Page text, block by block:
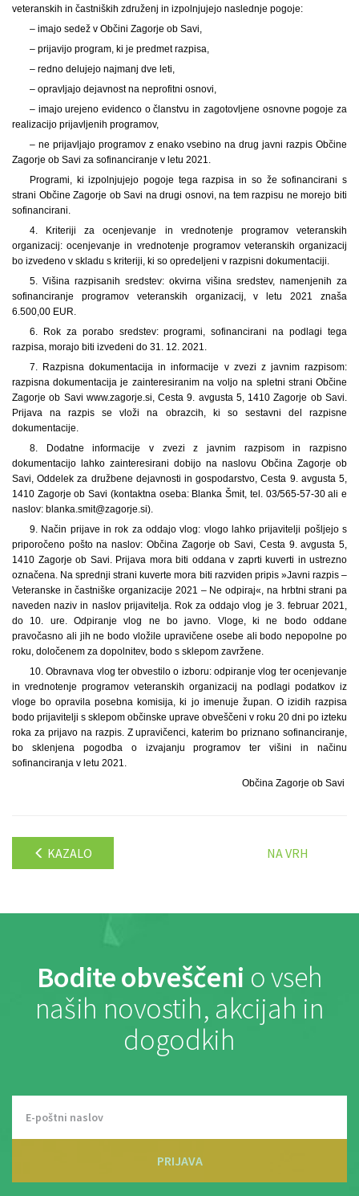
veteranskih in častniških združenj in izpolnjujejo naslednje pogoje:
– imajo sedež v Občini Zagorje ob Savi,
– prijavijo program, ki je predmet razpisa,
– redno delujejo najmanj dve leti,
– opravljajo dejavnost na neprofitni osnovi,
– imajo urejeno evidenco o članstvu in zagotovljene osnovne pogoje za
realizacijo prijavljenih programov,
– ne prijavljajo programov z enako vsebino na drug javni razpis Občine
Zagorje ob Savi za sofinanciranje v letu 2021.
Programi, ki izpolnjujejo pogoje tega razpisa in so že sofinancirani s
strani Občine Zagorje ob Savi na drugi osnovi, na tem razpisu ne morejo biti
sofinancirani.
4. Kriteriji za ocenjevanje in vrednotenje programov veteranskih
organizacij: ocenjevanje in vrednotenje programov veteranskih organizacij
bo izvedeno v skladu s kriteriji, ki so opredeljeni v razpisni dokumentaciji.
5. Višina razpisanih sredstev: okvirna višina sredstev, namenjenih za
sofinanciranje programov veteranskih organizacij, v letu 2021 znaša
6.500,00 EUR.
6. Rok za porabo sredstev: programi, sofinancirani na podlagi tega
razpisa, morajo biti izvedeni do 31. 12. 2021.
7. Razpisna dokumentacija in informacije v zvezi z javnim razpisom:
razpisna dokumentacija je zainteresiranim na voljo na spletni strani Občine
Zagorje ob Savi www.zagorje.si, Cesta 9. avgusta 5, 1410 Zagorje ob Savi.
Prijava na razpis se vloži na obrazcih, ki so sestavni del razpisne
dokumentacije.
8. Dodatne informacije v zvezi z javnim razpisom in razpisno
dokumentacijo lahko zainteresirani dobijo na naslovu Občina Zagorje ob
Savi, Oddelek za družbene dejavnosti in gospodarstvo, Cesta 9. avgusta 5,
1410 Zagorje ob Savi (kontaktna oseba: Blanka Šmit, tel. 03/565-57-30 ali e
naslov: blanka.smit@zagorje.si).
9. Način prijave in rok za oddajo vlog: vlogo lahko prijavitelji pošljejo s
priporočeno pošto na naslov: Občina Zagorje ob Savi, Cesta 9. avgusta 5,
1410 Zagorje ob Savi. Prijava mora biti oddana v zaprti kuverti in ustrezno
označena. Na sprednji strani kuverte mora biti razviden pripis »Javni razpis –
Veteranske in častniške organizacije 2021 – Ne odpiraj«, na hrbtni strani pa
naveden naziv in naslov prijavitelja. Rok za oddajo vlog je 3. februar 2021,
do 10. ure. Odpiranje vlog ne bo javno. Vloge, ki ne bodo oddane
pravočasno ali jih ne bodo vložile upravičene osebe ali bodo nepopolne po
roku, določenem za dopolnitev, bodo s sklepom zavržene.
10. Obravnava vlog ter obvestilo o izboru: odpiranje vlog ter ocenjevanje
in vrednotenje programov veteranskih organizacij na podlagi podatkov iz
vloge bo opravila posebna komisija, ki jo imenuje župan. O izidih razpisa
bodo prijavitelji s sklepom občinske uprave obveščeni v roku 20 dni po izteku
roka za prijavo na razpis. Z upravičenci, katerim bo priznano sofinanciranje,
bo sklenjena pogodba o izvajanju programov ter višini in načinu
sofinanciranja v letu 2021.
Občina Zagorje ob Savi
KAZALO NA VRH
Bodite obveščeni o vseh
naših novostih, akcijah in
dogodkih
PRIJAVA